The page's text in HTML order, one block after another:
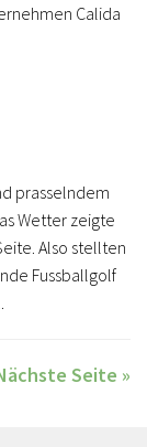
Calida
prasselndem
Wetter zeigte
Also stellten
Fussballgolf
Seite »